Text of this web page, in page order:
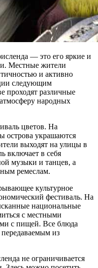
— это его яркие и
Местные жители
и активно
следующим
проходят различные
народных
цветов. На
острова украшаются
выходят на улицы в
включает в себя
музыки и танцев, а
ремеслам.
культурное
фестиваль. На
национальные
с местными
с пищей. Все блюда
из
не ограничивается